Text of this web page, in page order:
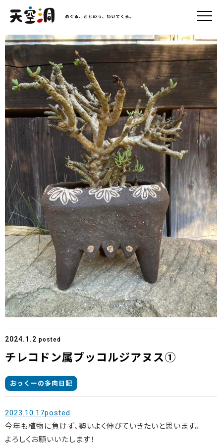
2024.1.2 posted
チレコドン属ブッコルジアヌス①
おっくーの多肉日記
2023.10.17posted
今年も植物に負けず、勢いよく伸びていきたいと思います。
よろしくお願いいたします！